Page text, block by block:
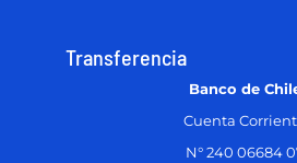
Transferencia
Banco de
Cuenta
N° 240 06684